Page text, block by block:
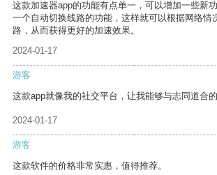
这款加速器app的功能有点单一，可以增加一些新
一个自动切换线路的功能，这样就可以根据网络情
路，从而获得更好的加速效果。
2024-01-17
游客
这款app就像我的社交平台，让我能够与志同道合的
2024-01-17
游客
这款软件的价格非常实惠，值得推荐。